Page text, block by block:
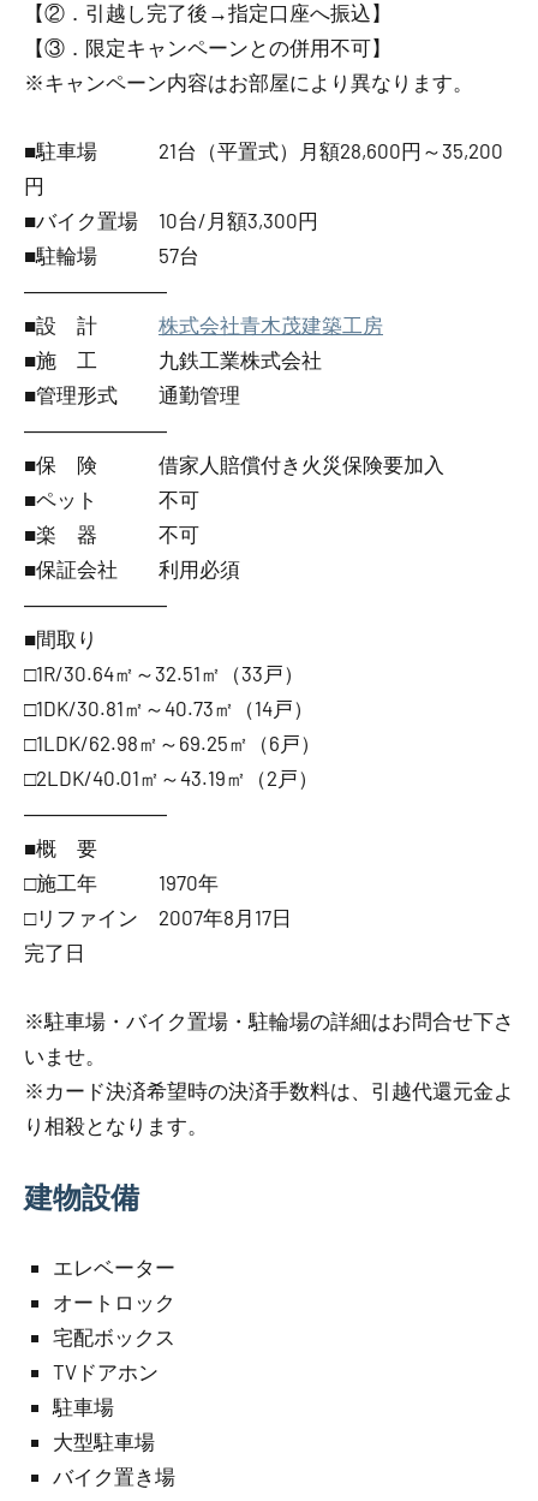
【②．引越し完了後→指定口座へ振込】
【③．限定キャンペーンとの併用不可】
※キャンペーン内容はお部屋により異なります。
■駐車場 21台（平置式）月額28,600円～35,200
円
■バイク置場 10台/月額3,300円
■駐輪場 57台
―――――――
■設 計 株式会社青木茂建築工房
■施 工 九鉄工業株式会社
■管理形式 通勤管理
―――――――
■保 険 借家人賠償付き火災保険要加入
■ペット 不可
■楽 器 不可
■保証会社 利用必須
―――――――
■間取り
□1R/30.64㎡～32.51㎡（33戸）
□1DK/30.81㎡～40.73㎡（14戸）
□1LDK/62.98㎡～69.25㎡（6戸）
□2LDK/40.01㎡～43.19㎡（2戸）
―――――――
■概 要
□施工年 1970年
□リファイン 2007年8月17日
完了日
※駐車場・バイク置場・駐輪場の詳細はお問合せ下さ
いませ。
※カード決済希望時の決済手数料は、引越代還元金よ
り相殺となります。
建物設備
エレベーター
オートロック
宅配ボックス
TVドアホン
駐車場
大型駐車場
バイク置き場